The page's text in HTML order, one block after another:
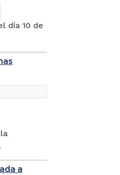
día 10 de
a